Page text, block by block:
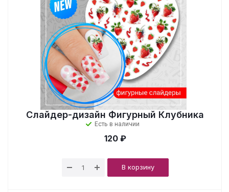
Слайдер-дизайн Фигурный Клубника
Есть в наличии
120 ₽
В корзину